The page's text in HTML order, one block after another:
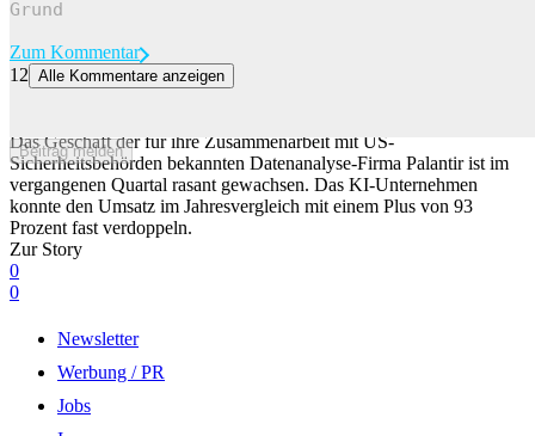
Beitrag melden
Zum Kommentar
12 Alle Kommentare anzeigen
Das Geschäft der für ihre Zusammenarbeit mit US-
Sicherheitsbehörden bekannten Datenanalyse-Firma Palantir ist im
vergangenen Quartal rasant gewachsen. Das KI-Unternehmen
konnte den Umsatz im Jahresvergleich mit einem Plus von 93
Prozent fast verdoppeln.
Zur Story
0
0
Newsletter
Werbung / PR
Jobs